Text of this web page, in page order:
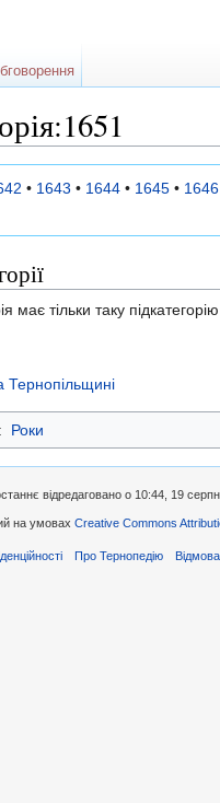
• 1643 • 1644• 1645• 1646
має тільки таку
Тернопільщині
: Роки
відредаговано о 10:44, 19
на умовах Creative Commons
Про Тернопедію Відмова